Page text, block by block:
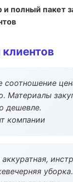
и полный пакет
соотношение
Материалы
дешевле.
компании